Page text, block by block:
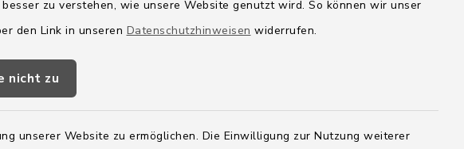
zu verstehen, wie unsere Website genutzt wird. So können wir unser
den Link in unseren Datenschutzhinweisen widerrufen.
nicht zu
unserer Website zu ermöglichen. Die Einwilligung zur Nutzung weiterer